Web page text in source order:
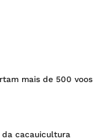
mais de 500 voos
da cacauicultura